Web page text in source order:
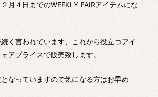
月４日までのWEEKLY FAIRアイテムにな
く言われています、これから役立つアイ
アプライスで販売致します。
なっていますので気になる方はお早め